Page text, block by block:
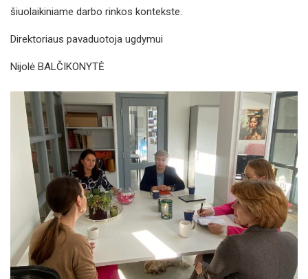
šiuolaikiniame darbo rinkos kontekste.
Direktoriaus pavaduotoja ugdymui
Nijolė BALČIKONYTĖ